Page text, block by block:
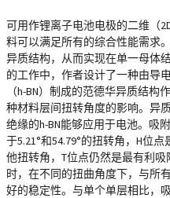
可用作锂离子电池电极的二维（
料可以满足所有的综合性能需求
异质结构，从而实现在单一母体
的工作中，作者设计了一种由导
（h-BN）制成的范德华异质结
种材料层间扭转角度的影响。异
绝缘的h-BN能够应用于电池。吸
于5.21°和54.79°的扭转角，H位
他扭转角，T位点仍然是最有利
时，在不同的扭曲角度下，与所
好的稳定性。与单个单层相比，